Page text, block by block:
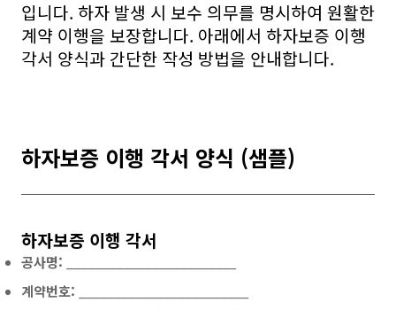
입니다. 하자 발생 시 보수 의무를 명시하여 원활한
계약 이행을 보장합니다. 아래에서 하자보증 이행
각서 양식과 간단한 작성 방법을 안내합니다.
하자보증 이행 각서 양식 (샘플)
하자보증 이행 각서
공사명:
계약번호: